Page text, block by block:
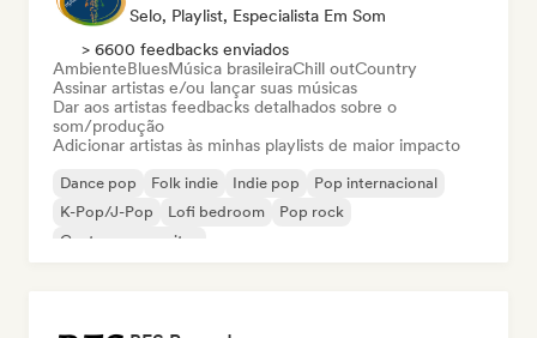
Selo, Playlist, Especialista Em Som
> 6600 feedbacks enviados
AmbienteBluesMúsica brasileiraChill outCountry
Assinar artistas e/ou lançar suas músicas
Dar aos artistas feedbacks detalhados sobre o
som/produção
Adicionar artistas às minhas playlists de maior impacto
Dance pop Folk indie Indie pop
Pop internacional
K-Pop/J-Pop
Lofi bedroom
Pop rock
Cantor-compositor